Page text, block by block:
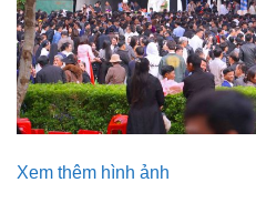
Xem thêm hình ảnh